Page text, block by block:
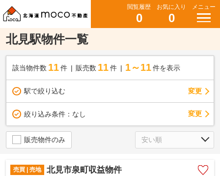
閲覧履歴
0
お気に入り
0
メニュー
北見駅物件一覧
該当物件数 11件 販売数 11 件 1～11 件を表示
駅で絞り込む 変更
絞り込み条件： なし 変更
販売物件のみ
売買 | 売地 北見市泉町収益物件